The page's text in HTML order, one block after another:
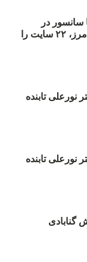
با سانسور در
اینترنت: #آزادی هم‌آیند گزارشگران‌ بدون مرز، ۲۲ سایت را
نورعلی تابنده
نورعلی تابنده